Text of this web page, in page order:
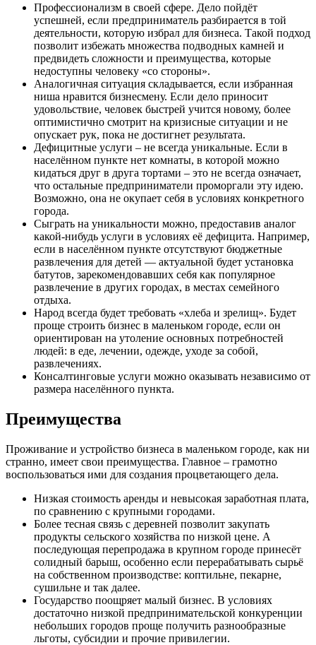
Профессионализм в своей сфере. Дело пойдёт
успешней, если предприниматель разбирается в той
деятельности, которую избрал для бизнеса. Такой подход
позволит избежать множества подводных камней и
предвидеть сложности и преимущества, которые
недоступны человеку «со стороны».
Аналогичная ситуация складывается, если избранная
ниша нравится бизнесмену. Если дело приносит
удовольствие, человек быстрей учится новому, более
оптимистично смотрит на кризисные ситуации и не
опускает рук, пока не достигнет результата.
Дефицитные услуги – не всегда уникальные. Если в
населённом пункте нет комнаты, в которой можно
кидаться друг в друга тортами – это не всегда означает,
что остальные предприниматели проморгали эту идею.
Возможно, она не окупает себя в условиях конкретного
города.
Сыграть на уникальности можно, предоставив аналог
какой-нибудь услуги в условиях её дефицита. Например,
если в населённом пункте отсутствуют бюджетные
развлечения для детей — актуальной будет установка
батутов, зарекомендовавших себя как популярное
развлечение в других городах, в местах семейного
отдыха.
Народ всегда будет требовать «хлеба и зрелищ». Будет
проще строить бизнес в маленьком городе, если он
ориентирован на утоление основных потребностей
людей: в еде, лечении, одежде, уходе за собой,
развлечениях.
Консалтинговые услуги можно оказывать независимо от
размера населённого пункта.
Преимущества
Проживание и устройство бизнеса в маленьком городе, как ни
странно, имеет свои преимущества. Главное – грамотно
воспользоваться ими для создания процветающего дела.
Низкая стоимость аренды и невысокая заработная плата,
по сравнению с крупными городами.
Более тесная связь с деревней позволит закупать
продукты сельского хозяйства по низкой цене. А
последующая перепродажа в крупном городе принесёт
солидный барыш, особенно если перерабатывать сырьё
на собственном производстве: коптильне, пекарне,
сушильне и так далее.
Государство поощряет малый бизнес. В условиях
достаточно низкой предпринимательской конкуренции
небольших городов проще получить разнообразные
льготы, субсидии и прочие привилегии.